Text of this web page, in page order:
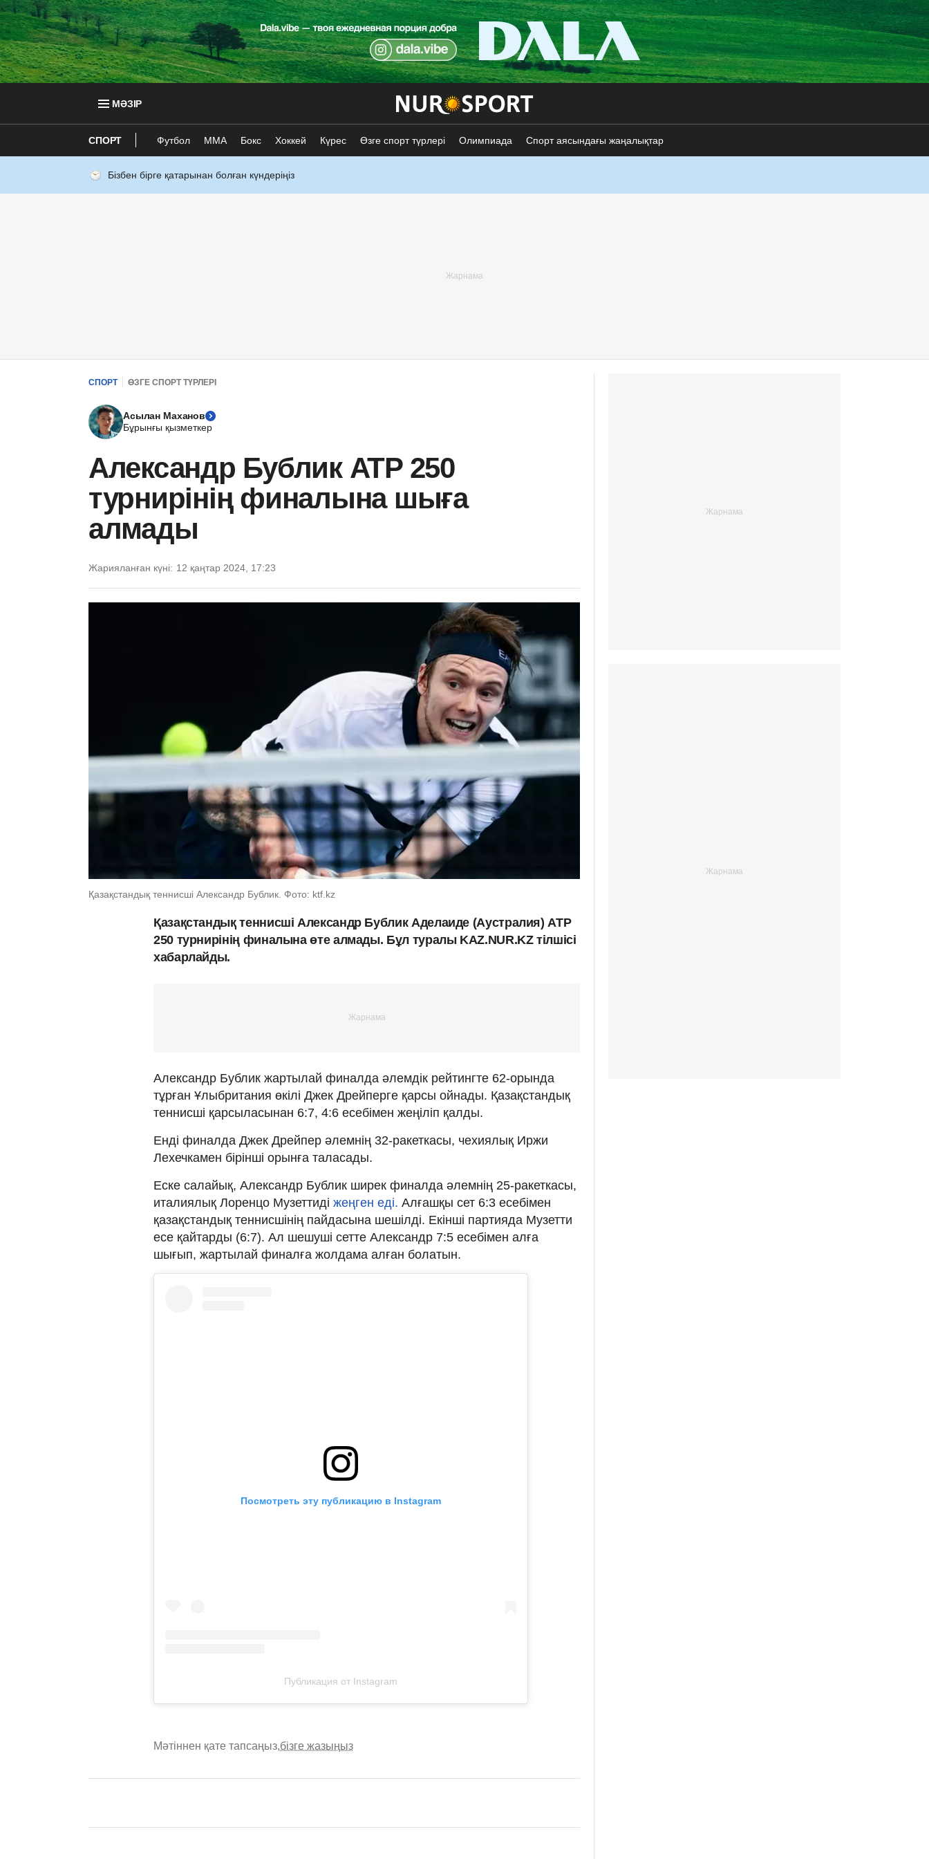
МӘЗІР
СПОРТ Футбол ММА Бокс Хоккей Күрес Өзге спорт түрлері Олимпиада Спорт аясындағы жаңалықтар
Бізбен бірге қатарынан болған күндеріңіз
СПОРТ ӨЗГЕ СПОРТ ТҮРЛЕРІ
Асылан Маханов
Бұрынғы қызметкер
Александр Бублик ATP 250
турнирінің финалына шыға
алмады
Жарияланған күні: 12 қаңтар 2024, 17:23
Қазақстандық теннисші Александр Бублик. Фото: ktf.kz
Қазақстандық теннисші Александр Бублик Аделаиде (Аустралия) ATP
250 турнирінің финалына өте алмады. Бұл туралы KAZ.NUR.KZ тілшісі
хабарлайды.
Александр Бублик жартылай финалда әлемдік рейтингте 62-орында
тұрған Ұлыбритания өкілі Джек Дрейперге қарсы ойнады. Қазақстандық
теннисші қарсыласынан 6:7, 4:6 есебімен жеңіліп қалды.
Енді финалда Джек Дрейпер әлемнің 32-ракеткасы, чехиялық Иржи
Лехечкамен бірінші орынға таласады.
Еске салайық, Александр Бублик ширек финалда әлемнің 25-ракеткасы,
италиялық Лоренцо Музеттиді жеңген еді. Алғашқы сет 6:3 есебімен
қазақстандық теннисшінің пайдасына шешілді. Екінші партияда Музетти
есе қайтарды (6:7). Ал шешуші сетте Александр 7:5 есебімен алға
шығып, жартылай финалға жолдама алған болатын.
Посмотреть эту публикацию в Instagram
Публикация от Instagram
Мәтіннен қате тапсаңыз,бізге жазыңыз